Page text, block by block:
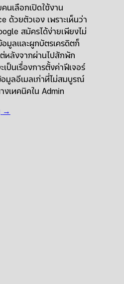
นเลือกเปิดใช้งาน
ด้วยตัวเอง เพราะเห็นว่า
สมัครได้ง่ายเพียงไม่
มูลและผูกบัตรเครดิตก็
หลังจากผ่านไปสักพัก
ป็นเรื่องการตั้งค่าฟีเจอร์
มูลอีเมลเก่าที่ไม่สมบูรณ์
เทคนิคใน Admin
→